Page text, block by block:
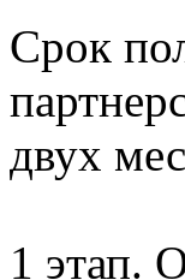
Срок
двух
1 этап.